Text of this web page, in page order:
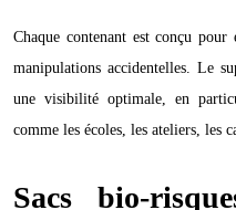
Chaque contenant est conçu
manipulations accidentelles. Le
une visibilité optimale, en
comme les écoles, les ateliers, les
Sacs bio-